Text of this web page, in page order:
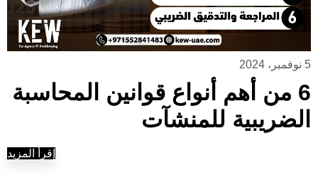
5 نوفمبر، 2024
6 من أهم أنواع قوانين المحاسبة
الضريبية للمنشآت
إقرأ المزيد